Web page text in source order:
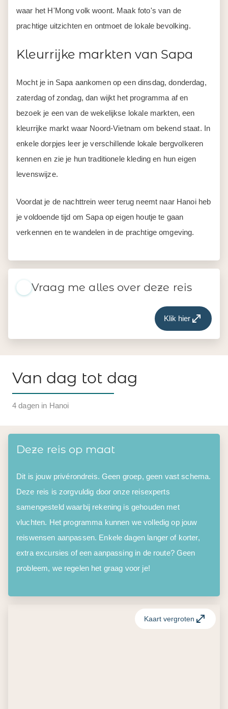
waar het H'Mong volk woont. Maak foto's van de
prachtige uitzichten en ontmoet de lokale bevolking.
Kleurrijke markten van Sapa
Mocht je in Sapa aankomen op een dinsdag, donderdag,
zaterdag of zondag, dan wijkt het programma af en
bezoek je een van de wekelijkse lokale markten, een
kleurrijke markt waar Noord-Vietnam om bekend staat. In
enkele dorpjes leer je verschillende lokale bergvolkeren
kennen en zie je hun traditionele kleding en hun eigen
levenswijze.
Voordat je de nachttrein weer terug neemt naar Hanoi heb
je voldoende tijd om Sapa op eigen houtje te gaan
verkennen en te wandelen in de prachtige omgeving.
Vraag me alles over deze reis
Klik hier
Van dag tot dag
4 dagen in Hanoi
Deze reis op maat
Dit is jouw privérondreis. Geen groep, geen vast schema.
Deze reis is zorgvuldig door onze reisexperts
samengesteld waarbij rekening is gehouden met
vluchten. Het programma kunnen we volledig op jouw
reiswensen aanpassen. Enkele dagen langer of korter,
extra excursies of een aanpassing in de route? Geen
probleem, we regelen het graag voor je!
Kaart vergroten